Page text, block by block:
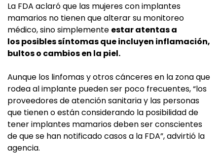
La FDA aclaró que las mujeres con implantes
mamarios no tienen que alterar su monitoreo
médico, sino simplemente estar atentas a
los posibles síntomas que incluyen inflamación,
bultos o cambios en la piel.
Aunque los linfomas y otros cánceres en la zona que
rodea al implante pueden ser poco frecuentes, “los
proveedores de atención sanitaria y las personas
que tienen o están considerando la posibilidad de
tener implantes mamarios deben ser conscientes
de que se han notificado casos a la FDA”, advirtió la
agencia.